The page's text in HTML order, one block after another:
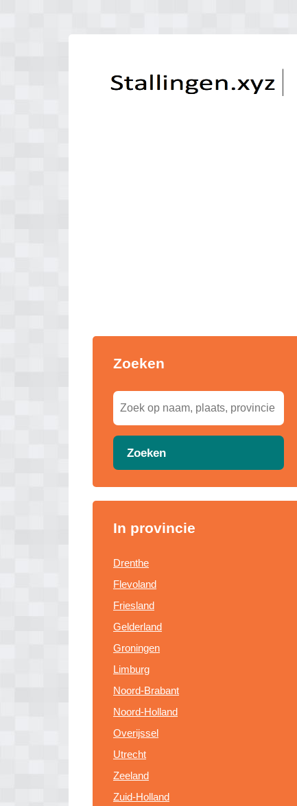
Zoeken
Zoeken
In provincie
Drenthe
Flevoland
Friesland
Gelderland
Groningen
Limburg
Noord-Brabant
Noord-Holland
Overijssel
Utrecht
Zeeland
Zuid-Holland